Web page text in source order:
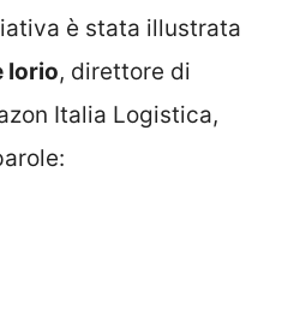
è stata illustrata
Iorio, direttore di
Italia Logistica,